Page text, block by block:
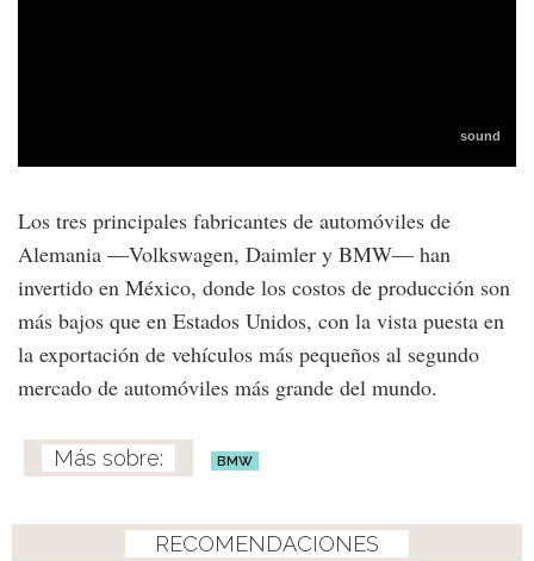
Los tres principales fabricantes de automóviles de
Alemania —Volkswagen, Daimler y BMW— han
invertido en México, donde los costos de producción son
más bajos que en Estados Unidos, con la vista puesta en
la exportación de vehículos más pequeños al segundo
mercado de automóviles más grande del mundo.
BMW
RECOMENDACIONES